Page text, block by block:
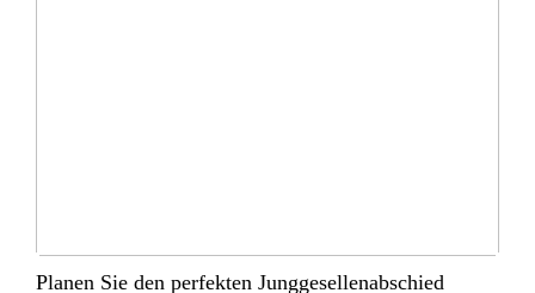
Planen Sie den perfekten Junggesellenabschied